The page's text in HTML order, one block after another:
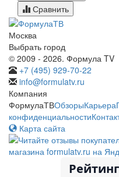
Сравнить
Москва
Выбрать город
© 2009 - 2026. Формула TV
+7 (495) 929-70-22
info@formulatv.ru
Компания
ФормулаТВОбзорыКарьера
конфиденциальности
Карта сайта
Рейтинг